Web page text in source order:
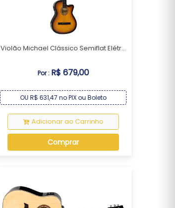
Violão Michael Clássico Semiflat Elétr...
Por : R$ 679,00
OU R$ 631,47 no PIX ou Boleto
Adicionar ao Carrinho
Comprar